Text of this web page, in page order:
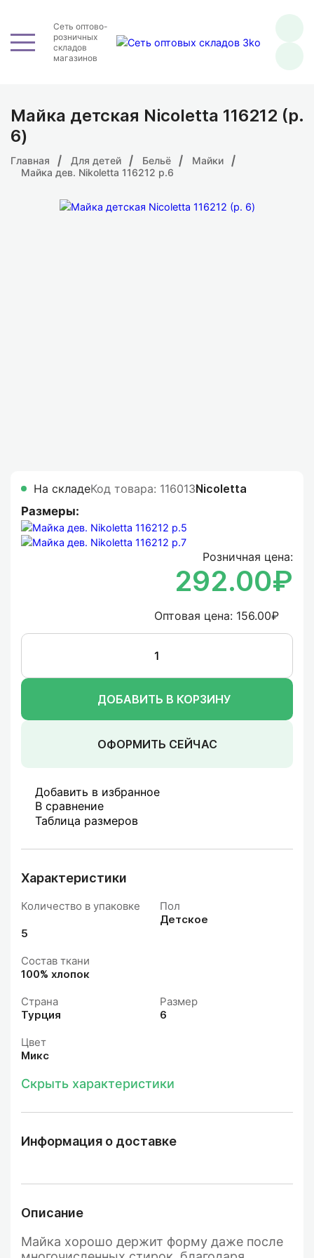
Сеть оптово-
розничных
складов
магазинов
Майка детская Nicoletta 116212 (р.
6)
Главная Для детей Бельё
Майки
Майка дев. Nikoletta 116212 р.6
На складеКод товара: 116013Nicoletta
Размеры:
Розничная цена:
292.00₽
Оптовая цена: 156.00₽
ДОБАВИТЬ В КОРЗИНУ
ОФОРМИТЬ СЕЙЧАС
Добавить в избранное
В сравнение
Таблица размеров
Характеристики
Количество в упаковке
5
Пол
Детское
Состав ткани
100% хлопок
Страна
Турция
Размер
6
Цвет
Микс
Скрыть характеристики
Информация о доставке
Описание
Майка хорошо держит форму даже после